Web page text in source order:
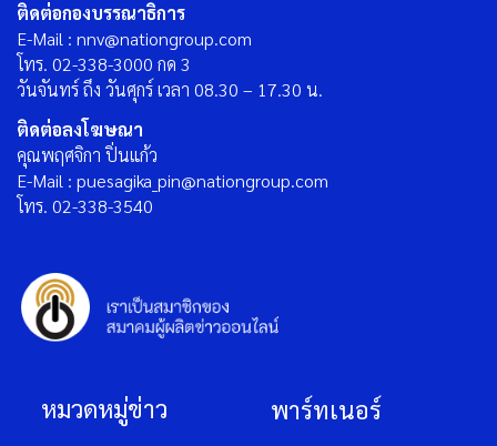
ติดต่อกองบรรณาธิการ
E-Mail : nnv@nationgroup.com
โทร. 02-338-3000 กด 3
วันจันทร์ ถึง วันศุกร์ เวลา 08.30 – 17.30 น.
ติดต่อลงโฆษณา
คุณพฤศจิกา ปิ่นแก้ว
E-Mail : puesagika_pin@nationgroup.com
โทร. 02-338-3540
หมวดหมู่ข่าว พาร์ทเนอร์